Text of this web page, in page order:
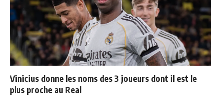
Vinicius donne les noms des 3 joueurs dont il est le
plus proche au Real